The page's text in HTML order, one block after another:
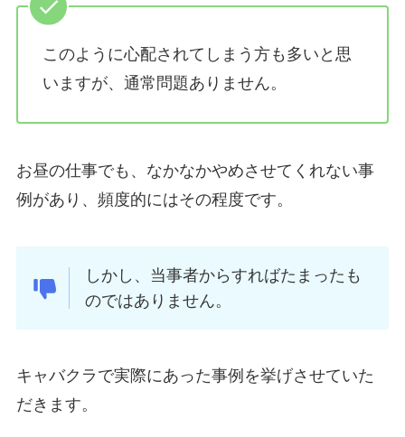
このように心配されてしまう方も多いと思
いますが、通常問題ありません。
お昼の仕事でも、なかなかやめさせてくれない事
例があり、頻度的にはその程度です。
しかし、当事者からすればたまったも
のではありません。
キャバクラで実際にあった事例を挙げさせていた
だきます。